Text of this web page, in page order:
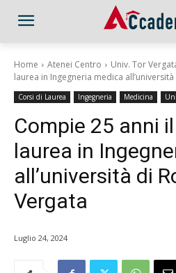
Home Atenei Centro Univ. Tor
laurea in Ingegneria medica all’università
Corsi di Laurea Ingegneria Medicina
Compie 25 anni
laurea in
all’università di
Vergata
Luglio 24, 2024